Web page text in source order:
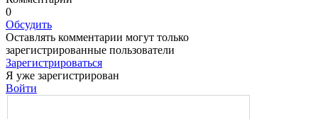
0
Обсудить
Оставлять комментарии могут только
зарегистрированные пользователи
Зарегистрироваться
Я уже зарегистрирован
Войти